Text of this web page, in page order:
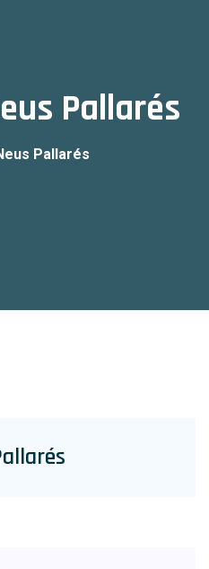
Pallarés
Pallarés